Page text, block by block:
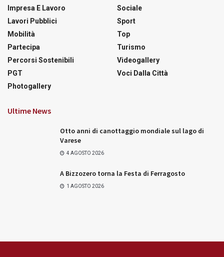
Impresa E Lavoro
Lavori Pubblici
Mobilità
Partecipa
Percorsi Sostenibili
PGT
Photogallery
Sociale
Sport
Top
Turismo
Videogallery
Voci Dalla Città
Ultime News
Otto anni di canottaggio mondiale sul lago di
Varese
4 AGOSTO 2026
A Bizzozero torna la Festa di Ferragosto
1 AGOSTO 2026